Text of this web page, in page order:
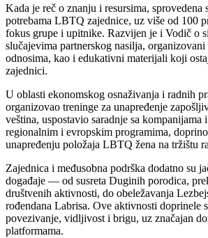
Kada je reč o znanju i resursima, sprovedena
potrebama LBTQ zajednice, uz više od 100
fokus grupe i upitnike. Razvijen je i Vodič o
slučajevima partnerskog nasilja,
odnosima, kao i edukativni materijali koji
zajednici.
U oblasti ekonomskog osnaživanja i radnih
organizovao treninge za unapređenje
veština, uspostavio saradnje sa kompanijama
regionalnim i evropskim programima,
unapređenju položaja LBTQ žena na tržištu
Zajednica i međusobna podrška dodatno su
događaje — od susreta Duginih porodica,
društvenih aktivnosti, do obeležavanja
rođendana Labrisa. Ove aktivnosti doprinele
povezivanje, vidljivost i brigu, uz značajan
platformama.